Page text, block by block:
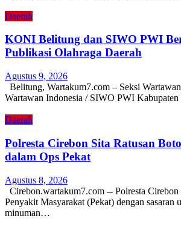
Daerah
KONI Belitung dan SIWO PWI
Publikasi Olahraga Daerah
Agustus 9, 2026
Belitung, Wartakum7.com – Seksi
Wartawan Indonesia / SIWO PWI
Daerah
Polresta Cirebon Sita Ratusan
dalam Ops Pekat
Agustus 8, 2026
Cirebon.wartakum7.com -- Polresta Cirebon
Penyakit Masyarakat (Pekat) dengan sasaran
minuman…